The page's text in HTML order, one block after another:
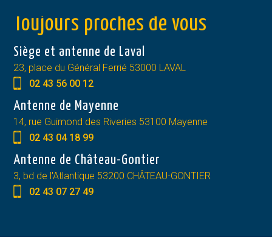
Toujours proches de vous
Siège et antenne de Laval
23, place du Général Ferrié 53000 LAVAL
02 43 56 00 12
Antenne de Mayenne
14, rue Guimond des Riveries 53100 Mayenne
02 43 04 18 99
Antenne de Château-Gontier
3, bd de l'Atlantique 53200 CHÂTEAU-GONTIER
02 43 07 27 49